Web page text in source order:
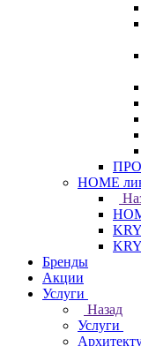
HOME
Бренды
Акции
Услуги
Назад
Услуги